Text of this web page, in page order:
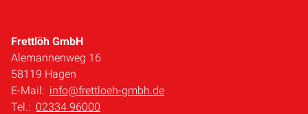
Frettlöh GmbH
Alemannenweg 16
58119 Hagen
E-Mail: info@frettloeh-gmbh.de
Tel.: 02334 96000